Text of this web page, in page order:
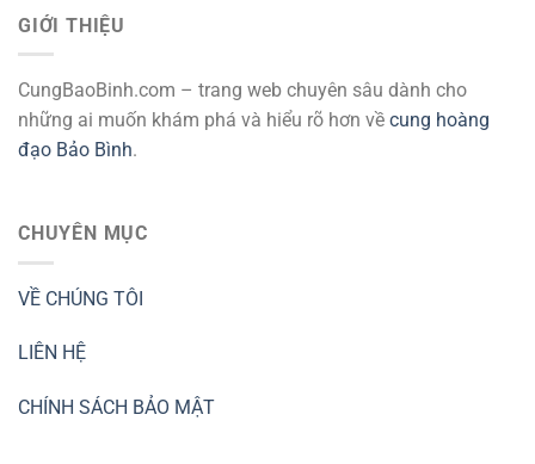
GIỚI THIỆU
CungBaoBinh.com – trang web chuyên sâu dành cho
những ai muốn khám phá và hiểu rõ hơn về cung hoàng
đạo Bảo Bình.
CHUYÊN MỤC
VỀ CHÚNG TÔI
LIÊN HỆ
CHÍNH SÁCH BẢO MẬT